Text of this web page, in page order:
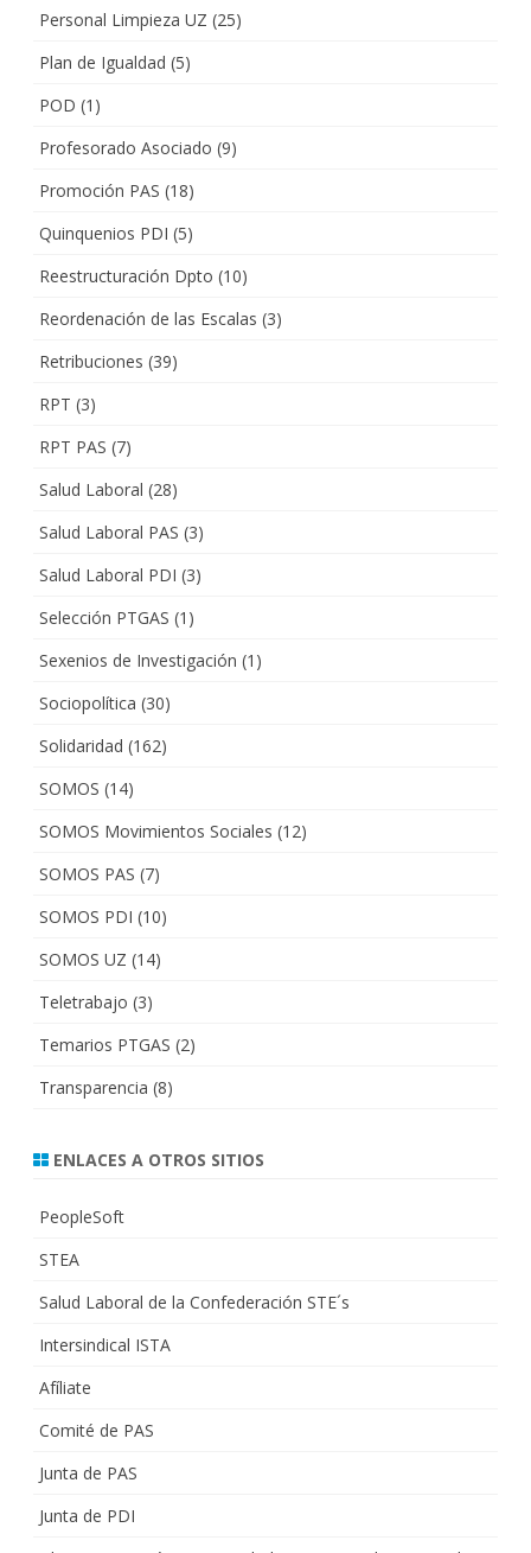
Personal Limpieza UZ (25)
Plan de Igualdad (5)
POD (1)
Profesorado Asociado (9)
Promoción PAS (18)
Quinquenios PDI (5)
Reestructuración Dpto (10)
Reordenación de las Escalas (3)
Retribuciones (39)
RPT (3)
RPT PAS (7)
Salud Laboral (28)
Salud Laboral PAS (3)
Salud Laboral PDI (3)
Selección PTGAS (1)
Sexenios de Investigación (1)
Sociopolítica (30)
Solidaridad (162)
SOMOS (14)
SOMOS Movimientos Sociales (12)
SOMOS PAS (7)
SOMOS PDI (10)
SOMOS UZ (14)
Teletrabajo (3)
Temarios PTGAS (2)
Transparencia (8)
ENLACES A OTROS SITIOS
PeopleSoft
STEA
Salud Laboral de la Confederación STE´s
Intersindical ISTA
Afíliate
Comité de PAS
Junta de PAS
Junta de PDI